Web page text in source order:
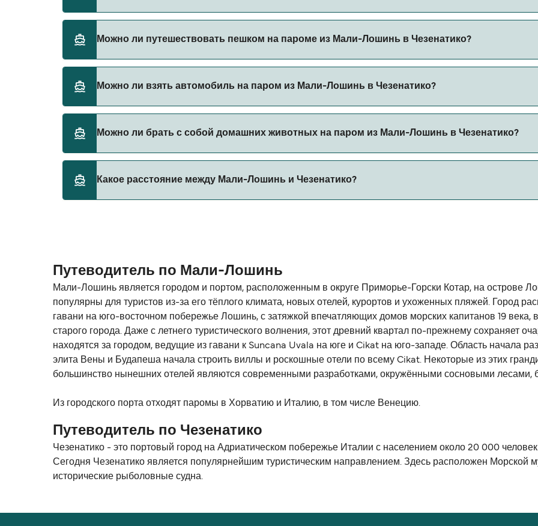
на паромы.
Можно ли путешествовать пешком на пароме из Мали-Лошинь в Чезенатико?
Можно ли взять автомобиль на паром из Мали-Лошинь в Чезенатико?
Можно ли брать с собой домашних животных на паром из Мали-Лошинь в Чезенатико?
правилами перевозки животных у операторов парома. В настоящее время вы можете брать животных
Какое расстояние между Мали-Лошинь и Чезенатико?
Путеводитель по Мали-Лошинь
Мали-Лошинь является городом и портом, расположенным в округе Приморье-Горски Котар, на острове
популярны для туристов из-за его тёплого климата, новых отелей, курортов и ухоженных пляжей. Город
гавани на юго-восточном побережье Лошинь, с затяжкой впечатляющих домов морских капитанов 19
старого города. Даже с летнего туристического волнения, этот древний квартал по-прежнему сохраняет
находятся за городом, ведущие из гавани к Suncana Uvala на юге и Cikat на юго-западе. Область начала
элита Вены и Будапеша начала строить виллы и роскошные отели по всему Cikat. Некоторые из этих
большинство нынешних отелей являются современными разработками, окружёнными сосновыми лесами,
Из городского порта отходят паромы в Хорватию и Италию, в том числе Венецию.
Путеводитель по Чезенатико
Чезенатико - это портовый город на Адриатическом побережье Италии с населением около 20 000 человек.
Сегодня Чезенатико является популярнейшим туристическим направлением. Здесь расположен Морской
исторические рыболовные судна.